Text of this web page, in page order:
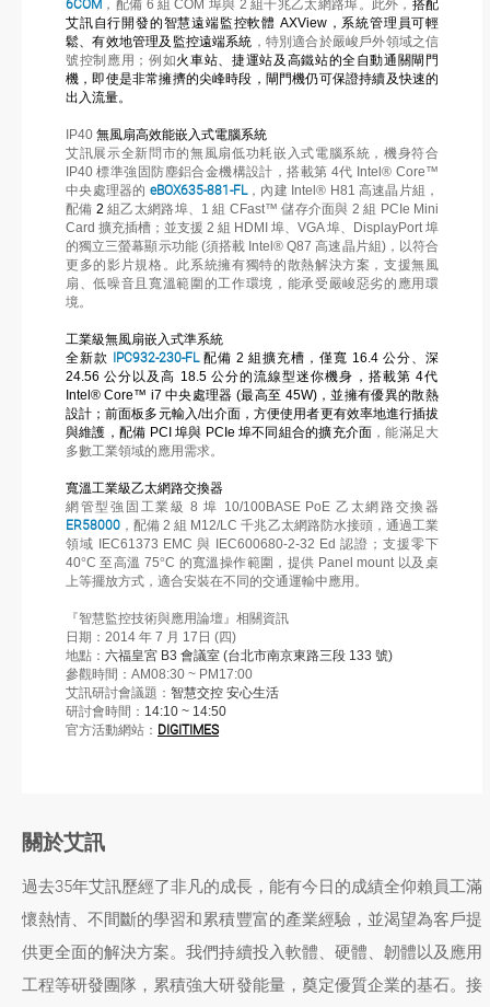
6COM ，配備 6 組 COM 埠與 2組千兆乙太網路埠。此外， 搭配
艾訊自行開發的智慧遠端監控軟體 AXView，系統管理員可輕
鬆、有效地管理及監控遠端系統 ，特別適合於嚴峻戶外領域之信
號控制應用；例如火車站、捷運站及高鐵站的全自動通關閘門
機，即使是非常擁擠的尖峰時段，閘門機仍可保證持續及快速的
出入流量。
IP40 無風扇高效能嵌入式電腦系統
艾訊展示全新問市的無風扇低功耗嵌入式電腦系統，機身符合
IP40標準強固防塵鋁合金機構設計，搭載第 4代 Intel® Core™
中央處理器的 eBOX635-881-FL，內建 Intel® H81 高速晶片組，
配備 2組乙太網路埠、 1組 CFast™儲存介面與 2組 PCIe Mini
Card擴充插槽；並支援 2組 HDMI埠、VGA埠、 DisplayPort埠
的獨立三螢幕顯示功能(須搭載 Intel® Q87高速晶片組)，以符合
更多的影片規格。此系統擁有獨特的散熱解決方案，支援無風
扇、低噪音且寬溫範圍的工作環境，能承受嚴峻惡劣的應用環
境。
工業級無風扇嵌入式準系統
全新款
IPC932-230-FL 配備 2組擴充槽，僅寬 16.4公分、深
24.56公分以及高 18.5 公分的流線型迷你機身，搭載第 4代
Intel® Core™ i7中央處理器 (最高至 45W)，並擁有優異的散熱
設計；前面板多元輸入/出介面，方便使用者更有效率地進行插拔
與維護，配備 PCI 埠與 PCIe 埠不同組合的擴充介面 ，能滿足大
多數工業領域的應用需求。
寬溫工業級乙太網路交換器
網管型強固工業級 8埠 10/100BASE PoE 乙太網路交換器
ER58000 ，配備 2組 M12/LC千兆乙太網路防水接頭，通過工業
領域 IEC61373 EMC與 IEC600680-2-32 Ed認證；支援零下
40°C至高溫 75°C 的寬溫操作範圍，提供 Panel mount 以及桌
上等擺放方式，適合安裝在不同的交通運輸中應用。
『智慧監控技術與應用論壇』相關資訊
日期： 2014 年 7 月 17 日 (四)
地點： 六福皇宮 B3 會議室 (台北市南京東路三段 133 號)
參觀時間： AM08:30 ~ PM17:00
艾訊研討會議題： 智慧交控 安心生活
研討會時間： 14:10 ~ 14:50
官方活動網站： DIGITIMES
關於艾訊
過去35年艾訊歷經了非凡的成長，能有今日的成績全仰賴員工滿
懷熱情、不間斷的學習和累積豐富的產業經驗，並渴望為客戶提
供更全面的解決方案。我們持續投入軟體、硬體、韌體以及應用
工程等研發團隊，累積強大研發能量，奠定優質企業的基石。接